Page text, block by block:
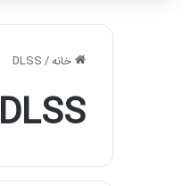
خانه/
DLSS
DLSS